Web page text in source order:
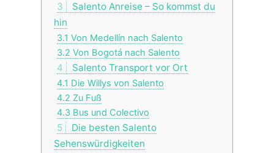
3
Salento Anreise – So kommst du
hin
3.1 Von Medellín nach Salento
3.2 Von Bogotá nach Salento
4 Salento Transport vor Ort
4.1 Die Willys von Salento
4.2 Zu Fuß
4.3 Bus und Colectivo
5
Die besten Salento
Sehenswürdigkeiten